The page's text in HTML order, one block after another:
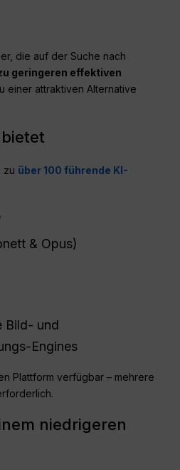
die auf der Suche nach
geringeren effektiven
einer attraktiven Alternative
bietet
zu über 100 führende KI-
& Opus)
Bild- und
Engines
Plattform verfügbar – mehrere
niedrigeren